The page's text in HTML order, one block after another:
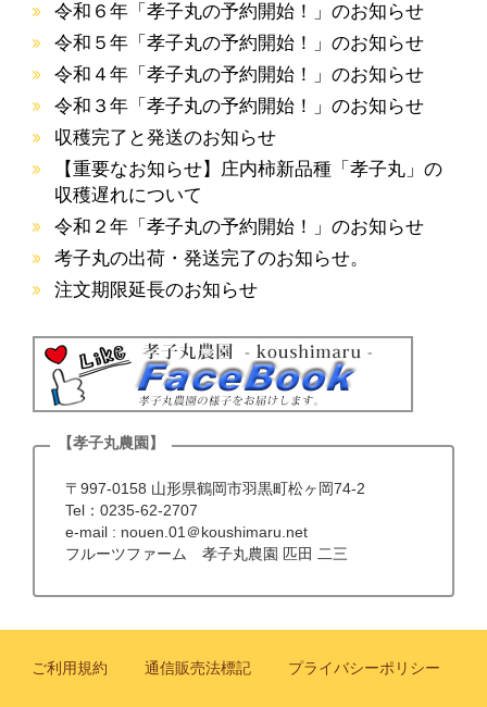
令和６年「孝子丸の予約開始！」のお知らせ
令和５年「孝子丸の予約開始！」のお知らせ
令和４年「孝子丸の予約開始！」のお知らせ
令和３年「孝子丸の予約開始！」のお知らせ
収穫完了と発送のお知らせ
【重要なお知らせ】庄内柿新品種「孝子丸」の
収穫遅れについて
令和２年「孝子丸の予約開始！」のお知らせ
考子丸の出荷・発送完了のお知らせ。
注文期限延長のお知らせ
〒997-0158 山形県鶴岡市羽黒町松ヶ岡74-2
Tel：0235-62-2707
e-mail : nouen.01＠koushimaru.net
フルーツファーム 孝子丸農園 匹田 二三
ご利用規約 通信販売法標記 プライバシーポリシー